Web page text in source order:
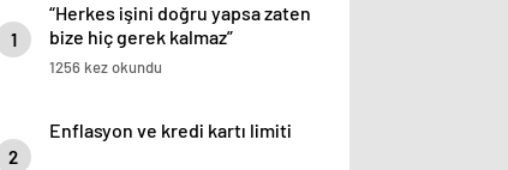
1
“Herkes işini doğru yapsa zaten
bize hiç gerek kalmaz”
1256 kez okundu
2
Enflasyon ve kredi kartı limiti